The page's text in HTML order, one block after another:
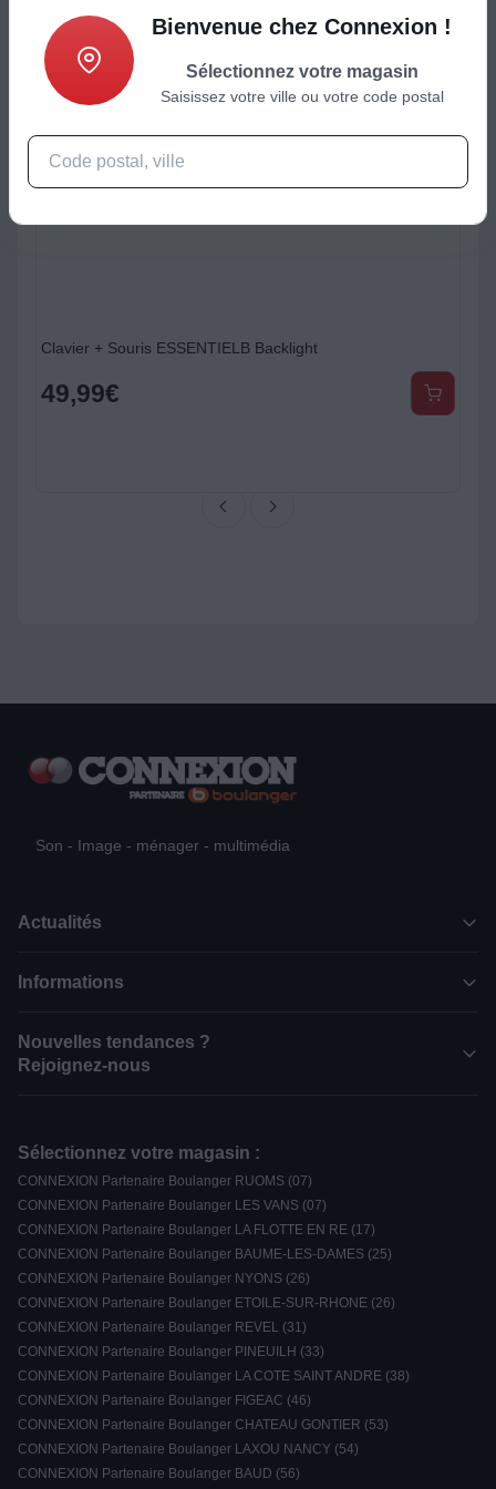
Clavier + Souris ESSENTIELB Backlight
49,99€
Son - Image - ménager - multimédia
Actualités
Informations
Nouvelles tendances ?
Rejoignez-nous
Sélectionnez votre magasin :
CONNEXION Partenaire Boulanger RUOMS (07)
CONNEXION Partenaire Boulanger LES VANS (07)
CONNEXION Partenaire Boulanger LA FLOTTE EN RE (17)
CONNEXION Partenaire Boulanger BAUME-LES-DAMES (25)
CONNEXION Partenaire Boulanger NYONS (26)
CONNEXION Partenaire Boulanger ETOILE-SUR-RHONE (26)
CONNEXION Partenaire Boulanger REVEL (31)
CONNEXION Partenaire Boulanger PINEUILH (33)
CONNEXION Partenaire Boulanger LA COTE SAINT ANDRE (38)
CONNEXION Partenaire Boulanger FIGEAC (46)
CONNEXION Partenaire Boulanger CHATEAU GONTIER (53)
CONNEXION Partenaire Boulanger LAXOU NANCY (54)
CONNEXION Partenaire Boulanger BAUD (56)
Bienvenue chez Connexion !
Sélectionnez votre magasin
Saisissez votre ville ou votre code postal